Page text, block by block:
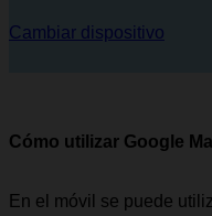
Cambiar dispositivo
Cómo utilizar Google
En el móvil se puede